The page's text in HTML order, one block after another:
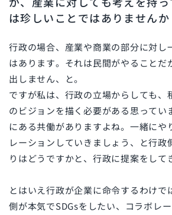
は珍しいことではありませんか
行政の場合、産業や商業の部分に対し
はあります。それは民間がやることだ
出しません、と。
ですが私は、行政の立場からしても、
のビジョンを描く必要がある思ってい
にある共働がありますよね。一緒にや
レーションしていきましょう、と行政
りはどうですかと、行政に提案をして
とはいえ行政が企業に命令するわけで
側が本気でSDGsをしたい、コラボレ